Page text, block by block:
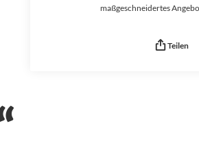
maßgeschneidertes
Teilen